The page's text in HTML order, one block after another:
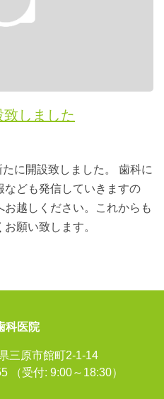
しました
に開設致しました。 歯科に
なども発信していきますの
越しください。これからも
願い致します。
科医院
三原市館町2-1-14
（受付: 9:00～18:30）